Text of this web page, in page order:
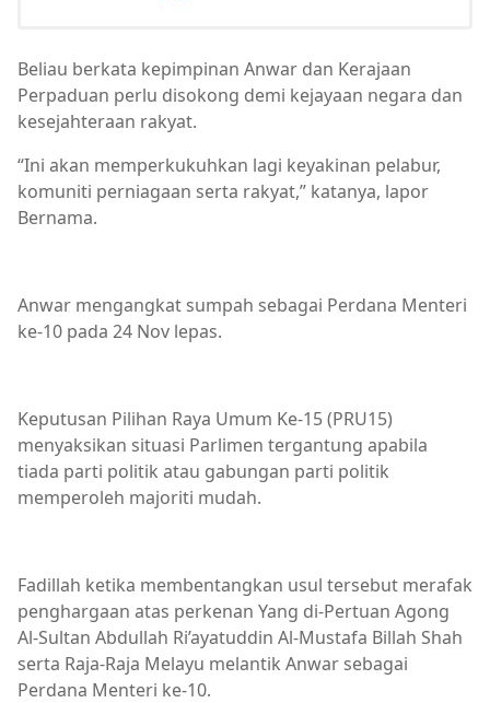
Beliau berkata kepimpinan Anwar dan Kerajaan
Perpaduan perlu disokong demi kejayaan negara dan
kesejahteraan rakyat.
“Ini akan memperkukuhkan lagi keyakinan pelabur,
komuniti perniagaan serta rakyat,” katanya, lapor
Bernama.
Anwar mengangkat sumpah sebagai Perdana Menteri
ke-10 pada 24 Nov lepas.
Keputusan Pilihan Raya Umum Ke-15 (PRU15)
menyaksikan situasi Parlimen tergantung apabila
tiada parti politik atau gabungan parti politik
memperoleh majoriti mudah.
Fadillah ketika membentangkan usul tersebut merafak
penghargaan atas perkenan Yang di-Pertuan Agong
Al-Sultan Abdullah Ri’ayatuddin Al-Mustafa Billah Shah
serta Raja-Raja Melayu melantik Anwar sebagai
Perdana Menteri ke-10.